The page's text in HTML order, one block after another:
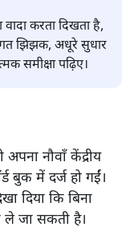
करता दिखता है,
झिझक, अधूरे सुधार
समीक्षा पढ़िए।
नौवाँ केंद्रीय
बुक में दर्ज हो गईं।
दिया कि बिना
जा सकती है।